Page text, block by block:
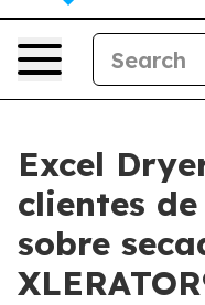
Excel
clientes
sobre